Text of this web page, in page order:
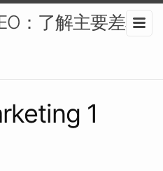
：了解主要差異-
1